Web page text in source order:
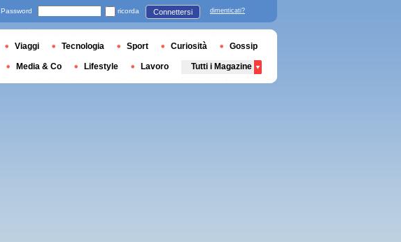
Password ricorda Connettersi dimenticati?
Viaggi Tecnologia Sport Curiosità Gossip
Media & Co Lifestyle Lavoro Tutti i Magazine